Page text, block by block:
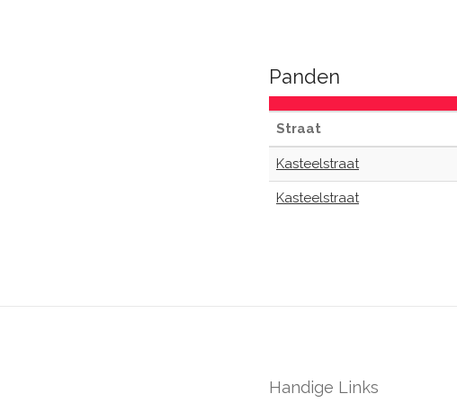
Panden
Straat
Kasteelstraat
Kasteelstraat
Handige Links